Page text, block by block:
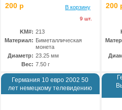
200 р В корзину
9 шт.
KM#: 213
Материал: Биметаллическая
монета
Диаметр: 23.25 мм
Вес: 7.50 г
200
Германия 10 евро 2002 50
лет немецкому телевидению